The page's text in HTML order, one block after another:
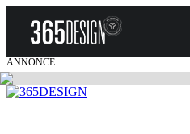
ANNONCE